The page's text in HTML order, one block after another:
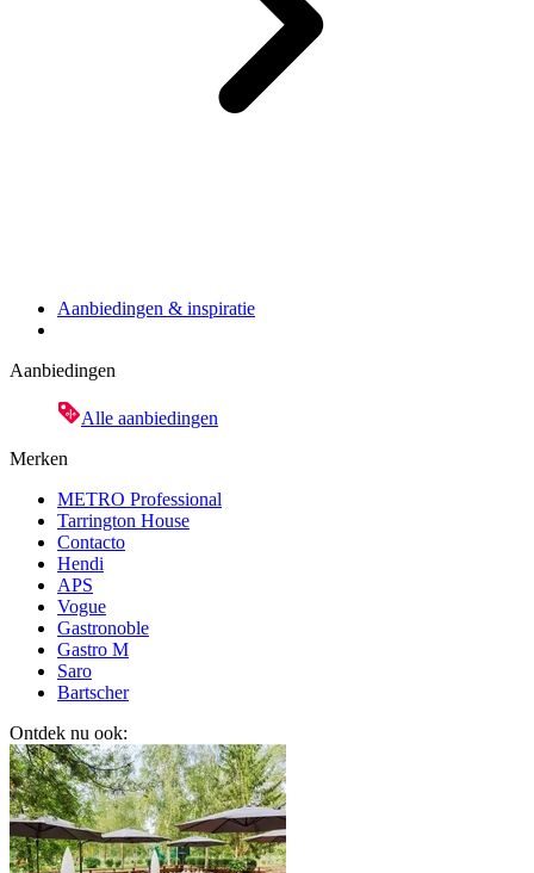
Aanbiedingen & inspiratie
Aanbiedingen
Alle aanbiedingen
Merken
METRO Professional
Tarrington House
Contacto
Hendi
APS
Vogue
Gastronoble
Gastro M
Saro
Bartscher
Ontdek nu ook: